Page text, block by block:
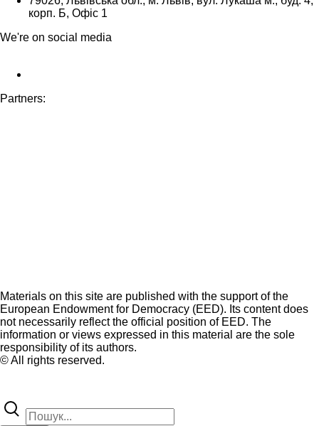
корп. Б, Офіс 1
We're on social media
Partners:
Materials on this site are published with the support of the
European Endowment for Democracy (EED). Its content does
not necessarily reflect the official position of EED. The
information or views expressed in this material are the sole
responsibility of its authors.
© All rights reserved.